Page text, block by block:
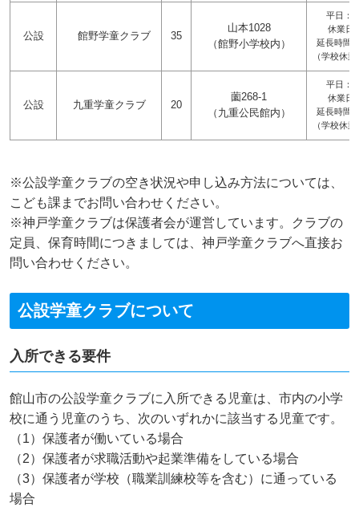
公設 館野学童クラブ 35
山本1028
（館野小学校内）
平日：
休業日
延長時間
（学校休
公設 九重学童クラブ 20
薗268-1
（九重公民館内）
平日：
休業日
延長時間
（学校休
※公設学童クラブの空き状況や申し込み方法については、
こども課までお問い合わせください。
※神戸学童クラブは保護者会が運営しています。クラブの
定員、保育時間につきましては、神戸学童クラブへ直接お
問い合わせください。
公設学童クラブについて
入所できる要件
館山市の公設学童クラブに入所できる児童は、市内の小学
校に通う児童のうち、次のいずれかに該当する児童です。
（1）保護者が働いている場合
（2）保護者が求職活動や起業準備をしている場合
（3）保護者が学校（職業訓練校等を含む）に通っている
場合